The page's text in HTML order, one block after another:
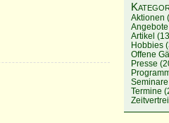
Aktionen
Angebote
Artikel
Hobbies
Offene
Presse
Seminare
Termine